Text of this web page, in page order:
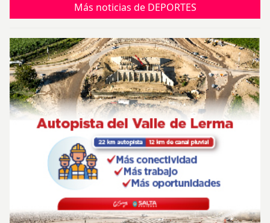
Más noticias de DEPORTES